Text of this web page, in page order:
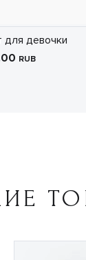
девочки
RUB